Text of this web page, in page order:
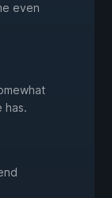
even
has.